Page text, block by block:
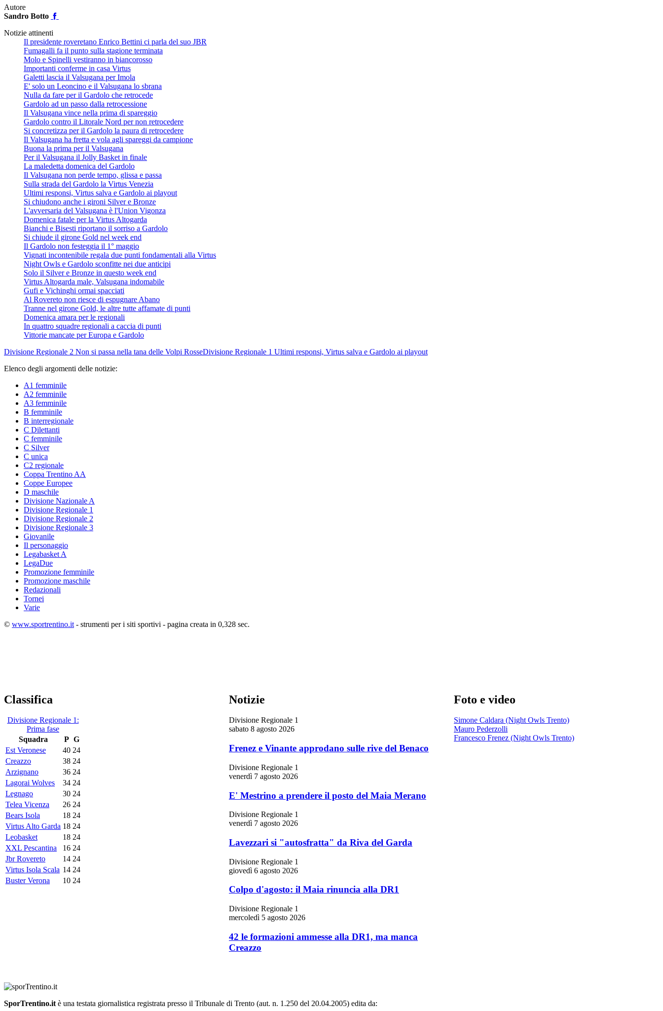
Autore
Sandro Botto
Notizie attinenti
Il presidente roveretano Enrico Bettini ci parla del suo JBR
Fumagalli fa il punto sulla stagione terminata
Molo e Spinelli vestiranno in biancorosso
Importanti conferme in casa Virtus
Galetti lascia il Valsugana per Imola
E' solo un Leoncino e il Valsugana lo sbrana
Nulla da fare per il Gardolo che retrocede
Gardolo ad un passo dalla retrocessione
Il Valsugana vince nella prima di spareggio
Gardolo contro il Litorale Nord per non retrocedere
Si concretizza per il Gardolo la paura di retrocedere
Il Valsugana ha fretta e vola agli spareggi da campione
Buona la prima per il Valsugana
Per il Valsugana il Jolly Basket in finale
La maledetta domenica del Gardolo
Il Valsugana non perde tempo, glissa e passa
Sulla strada del Gardolo la Virtus Venezia
Ultimi responsi, Virtus salva e Gardolo ai playout
Si chiudono anche i gironi Silver e Bronze
L'avversaria del Valsugana è l'Union Vigonza
Domenica fatale per la Virtus Altogarda
Bianchi e Bisesti riportano il sorriso a Gardolo
Si chiude il girone Gold nel week end
Il Gardolo non festeggia il 1° maggio
Vignati incontenibile regala due punti fondamentali alla Virtus
Night Owls e Gardolo sconfitte nei due anticipi
Solo il Silver e Bronze in questo week end
Virtus Altogarda male, Valsugana indomabile
Gufi e Vichinghi ormai spacciati
Al Rovereto non riesce di espugnare Abano
Tranne nel girone Gold, le altre tutte affamate di punti
Domenica amara per le regionali
In quattro squadre regionali a caccia di punti
Vittorie mancate per Europa e Gardolo
Divisione Regionale 2 Non si passa nella tana delle Volpi RosseDivisione Regionale 1 Ultimi responsi, Virtus salva e Gardolo ai playout
Elenco degli argomenti delle notizie:
A1 femminile
A2 femminile
A3 femminile
B femminile
B interregionale
C Dilettanti
C femminile
C Silver
C unica
C2 regionale
Coppa Trentino AA
Coppe Europee
D maschile
Divisione Nazionale A
Divisione Regionale 1
Divisione Regionale 2
Divisione Regionale 3
Giovanile
Il personaggio
Legabasket A
LegaDue
Promozione femminile
Promozione maschile
Redazionali
Tornei
Varie
© www.sportrentino.it - strumenti per i siti sportivi - pagina creata in 0,328 sec.
Classifica
Divisione Regionale 1:
Prima fase
Squadra
P G
Est Veronese
40 24
Creazzo
38 24
Arzignano
36 24
Lagorai Wolves
34 24
Legnago
30 24
Telea Vicenza
26 24
Bears Isola
18 24
Virtus Alto Garda 18 24
Leobasket
18 24
XXL Pescantina
16 24
Jbr Rovereto
14 24
Virtus Isola Scala 14 24
Buster Verona
10 24
Notizie
Divisione Regionale 1
sabato 8 agosto 2026
Frenez e Vinante approdano sulle rive del Benaco
Divisione Regionale 1
venerdì 7 agosto 2026
E' Mestrino a prendere il posto del Maia Merano
Divisione Regionale 1
venerdì 7 agosto 2026
Lavezzari si "autosfratta" da Riva del Garda
Divisione Regionale 1
giovedì 6 agosto 2026
Colpo d'agosto: il Maia rinuncia alla DR1
Divisione Regionale 1
mercoledì 5 agosto 2026
42 le formazioni ammesse alla DR1, ma manca
Creazzo
Foto e video
Simone Caldara (Night Owls Trento)
Mauro Pederzolli
Francesco Frenez (Night Owls Trento)
SporTrentino.it è una testata giornalistica registrata presso il Tribunale di Trento (aut. n. 1.250 del 20.04.2005) edita da: